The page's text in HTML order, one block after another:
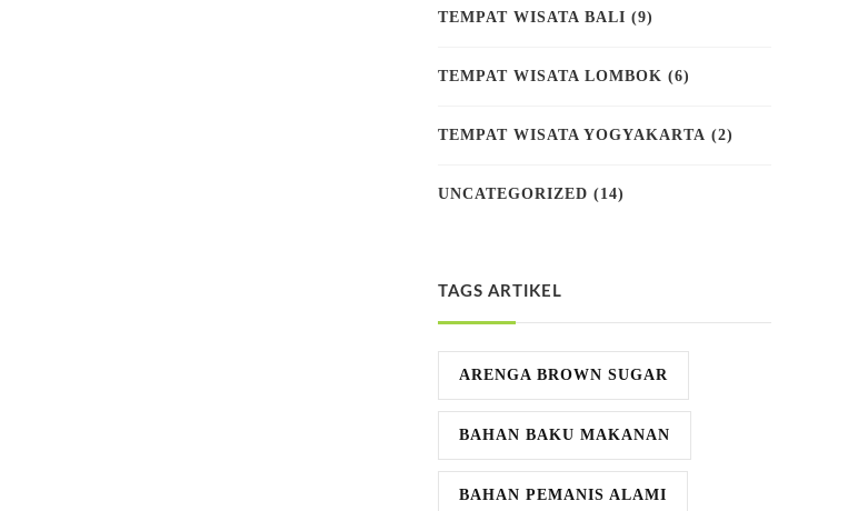
TEMPAT WISATA BALI (9)
TEMPAT WISATA LOMBOK (6)
TEMPAT WISATA YOGYAKARTA (2)
UNCATEGORIZED (14)
TAGS ARTIKEL
ARENGA BROWN SUGAR
BAHAN BAKU MAKANAN
BAHAN PEMANIS ALAMI